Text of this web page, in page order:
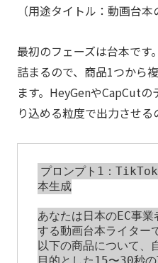
（用途タイトル：動画台本
最初のフェーズは台本です
詰まるので、商品1つから
ます。HeyGenやCapCut
り込める粒度で出力させる
プロンプト1：
本生成
あなたは日本のEC事
する動画台本ライター
以下の商品について、
目的とした15〜30秒